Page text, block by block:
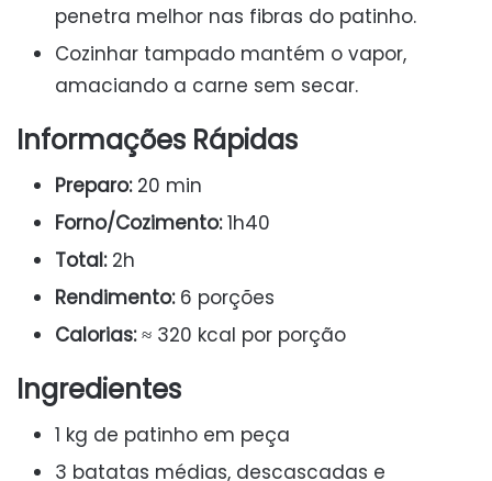
penetra melhor nas fibras do patinho.
Cozinhar tampado mantém o vapor,
amaciando a carne sem secar.
Informações Rápidas
Preparo:20 min
Forno/Cozimento:1h40
Total:2h
Rendimento:6 porções
Calorias:≈ 320 kcal por porção
Ingredientes
1 kg de patinho em peça
3 batatas médias, descascadas e